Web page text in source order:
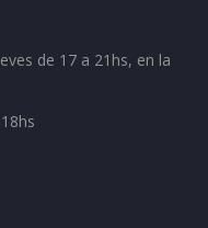
de 17 a 21hs, en la